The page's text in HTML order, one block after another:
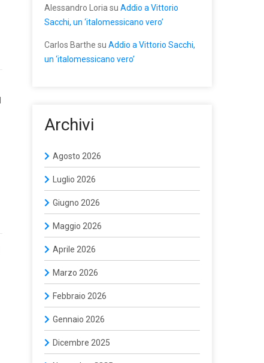
Alessandro Loria su Addio a Vittorio
Sacchi, un ‘italomessicano vero’
Carlos Barthe su Addio a Vittorio Sacchi,
un ‘italomessicano vero’
Archivi
Agosto 2026
Luglio 2026
Giugno 2026
Maggio 2026
Aprile 2026
Marzo 2026
Febbraio 2026
Gennaio 2026
Dicembre 2025